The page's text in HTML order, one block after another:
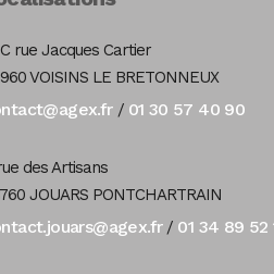
C rue Jacques Cartier
VOISINS LE BRETONNEUX
/ 01 30 57 40 90
des Artisans
JOUARS PONTCHARTRAIN
/ 01 34 89 52